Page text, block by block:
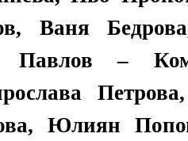
Ваня
Павлов –
Юлиян